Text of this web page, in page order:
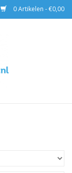
0 Artikelen - €0,00